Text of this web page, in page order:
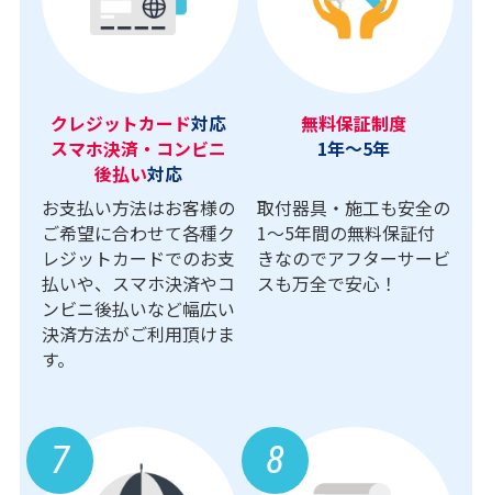
クレジットカード対応
スマホ決済・コンビニ
後払い対応
お支払い方法はお客様の
ご希望に合わせて各種ク
レジットカードでのお支
払いや、スマホ決済やコ
ンビニ後払いなど幅広い
決済方法がご利用頂けま
す。
無料保証制度
1年～5年
取付器具・施工も安全の
1〜5年間の無料保証付
きなのでアフターサービ
スも万全で安心！
7 8